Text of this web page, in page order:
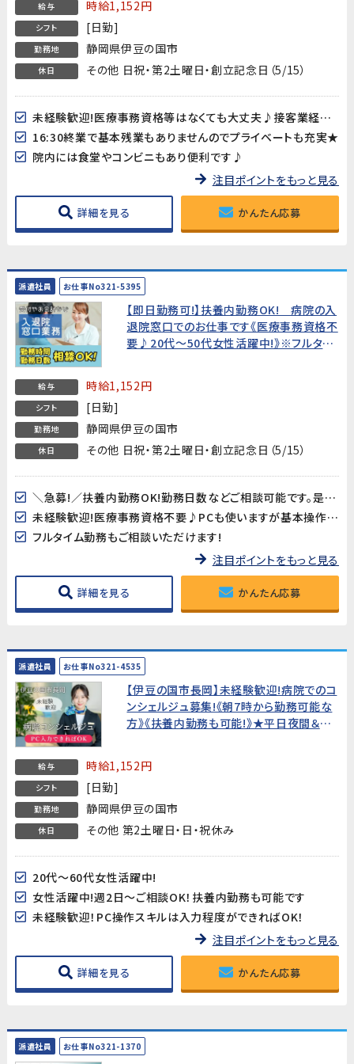
す★平日夜間＆土日も面接OK!WEB面接
給与 時給1,152円
シフト [日勤]
勤務地 静岡県伊豆の国市
休日 その他 日祝・第2土曜日・創立記念日（5/15）
未経験歓迎!医療事務資格等はなくても大丈夫♪接客業経験も活かせます
16:30終業で基本残業もありませんのでプライベートも充実★
院内には食堂やコンビニもあり便利です♪
注目ポイントをもっと見る
詳細を見る かんたん応募
派遣社員 お仕事No321-5395
【即日勤務可!】扶養内勤務OK! 病院の入
退院窓口でのお仕事です《医療事務資格不
要♪20代～50代女性活躍中!》※フルタイ
始でなくてもOK!★
給与 時給1,152円
シフト [日勤]
勤務地 静岡県伊豆の国市
休日 その他 日祝・第2土曜日・創立記念日（5/15）
＼急募!／扶養内勤務OK!勤務日数などご相談可能です。是非お力をお貸しください!
未経験歓迎!医療事務資格不要♪PCも使いますが基本操作（入力程度）が出来ればOKです!
フルタイム勤務もご相談いただけます!
注目ポイントをもっと見る
詳細を見る かんたん応募
派遣社員 お仕事No321-4535
【伊豆の国市長岡】未経験歓迎!病院でのコ
ンシェルジュ募集!《朝7時から勤務可能な
方》《扶養内勤務も可能!》★平日夜間＆土
給与 時給1,152円
シフト [日勤]
勤務地 静岡県伊豆の国市
休日 その他 第2土曜日・日・祝休み
20代～60代女性活躍中!
女性活躍中!週2日～ご相談OK！扶養内勤務も可能です
未経験歓迎！PC操作スキルは入力程度ができればOK！
注目ポイントをもっと見る
詳細を見る かんたん応募
派遣社員 お仕事No321-1370